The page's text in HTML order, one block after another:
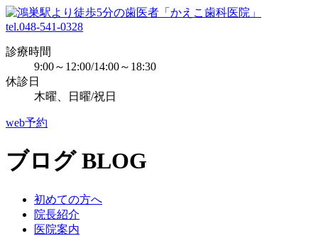
tel.048-541-0328
診療時間
9:00～12:00/14:00～18:30
休診日
木曜、日曜/祝日
web予約
ブログ BLOG
初めての方へ
院長紹介
医院案内